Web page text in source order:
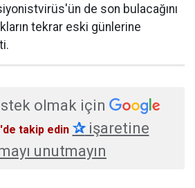
de son bulacağını
tekrar eski günlerine
olmak için
'de takip edin ✰işaretine
unutmayın